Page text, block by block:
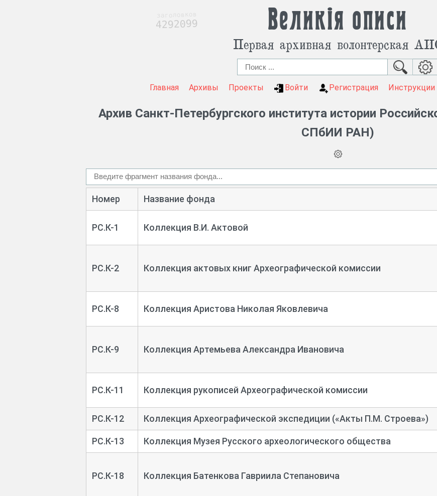
Великія описи
Первая архивная волонтерская
Главная Архивы Проекты Войти Регистрация Инструкции
Архив Санкт-Петербургского института истории
СПбИИ РАН)
Номер Название фонда
РС.К-1 Коллекция В.И. Актовой
РС.К-2 Коллекция актовых книг Археографической комиссии
РС.К-8 Коллекция Аристова Николая Яковлевича
РС.К-9 Коллекция Артемьева Александра Ивановича
РС.К-11 Коллекция рукописей Археографической комиссии
РС.К-12 Коллекция Археографической экспедиции («Акты П.М. Строева»)
РС.К-13 Коллекция Музея Русского археологического общества
РС.К-18 Коллекция Батенкова Гавриила Степановича
4292099